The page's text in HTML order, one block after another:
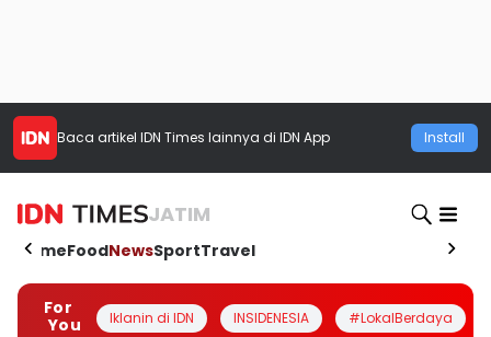
Baca artikel IDN Times lainnya di IDN App Install
JATIM
HomeFoodNewsSportTravel
For
You
Iklanin di IDN INSIDENESIA #LokalBerdaya